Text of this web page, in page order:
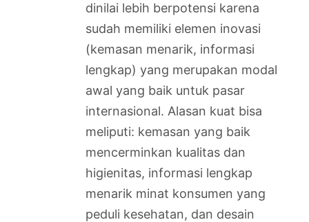
dinilai lebih berpotensi karena
sudah memiliki elemen inovasi
(kemasan menarik, informasi
lengkap) yang merupakan modal
awal yang baik untuk pasar
internasional. Alasan kuat bisa
meliputi: kemasan yang baik
mencerminkan kualitas dan
higienitas, informasi lengkap
menarik minat konsumen yang
peduli kesehatan, dan desain